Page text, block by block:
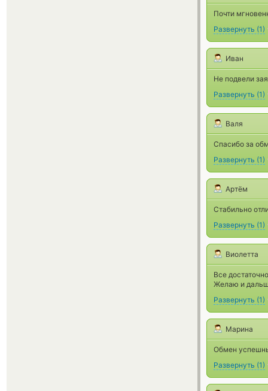
Почти
Развернуть (1)
Иван
Не подвели
Развернуть (1)
Валя
Спасибо за
Развернуть (1)
Артём
Стабильно
Развернуть (1)
Виолетта
Все
Желаю и
Развернуть (1)
Марина
Обмен
Развернуть (1)